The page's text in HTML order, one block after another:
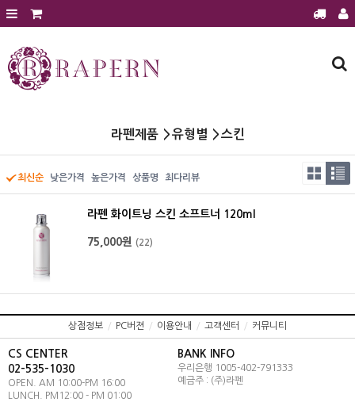
회원가입 로그인
에스테틱 전용샵 문의
에스테틱샵 이달의 행사
제품후기
보도자료
전시홍보
라펜 전체 스킨맵
이벤트
라펜제품 유형별 스킨
최신순 낮은가격 높은가격 상품명 최다리뷰
라펜 화이트닝 스킨 소프트너 120ml
75,000원 (22)
상점정보 / PC버젼 / 이용안내 / 고객센터 / 커뮤니티
CS CENTER
02-535-1030
OPEN. AM 10:00-PM 16:00
LUNCH. PM12:00 - PM 01:00
BANK INFO
우리은행 1005-402-791333
예금주 : (주)라펜